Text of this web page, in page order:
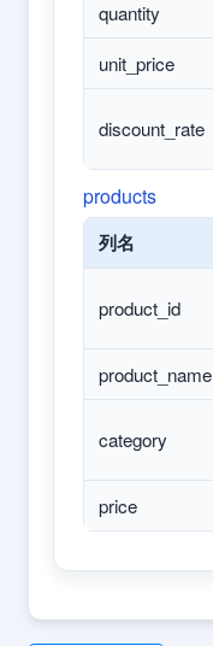
quantity
unit_price
discount_rate
products
列名
product_id
product_name
category
price